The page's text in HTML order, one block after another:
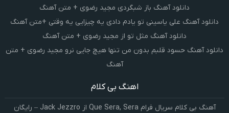
دانلود آهنگ باز شبگردی مجید رضوی + متن آهنگ
دانلود آهنگ علی یاسینی تو یادم دادی یه چیزایی یه وقتی +متن آهنگ
دانلود آهنگ مثل تو از مجید رضوی + متن آهنگ
دانلود آهنگ حسود قلبم بدون من تنها هیچ جایی نرو مجید رضوی + متن
آهنگ
اهنگ بی کلام
آهنگ بی کلام سریال فرام Que Sera, Sera از Jack Jezzro – رایگان